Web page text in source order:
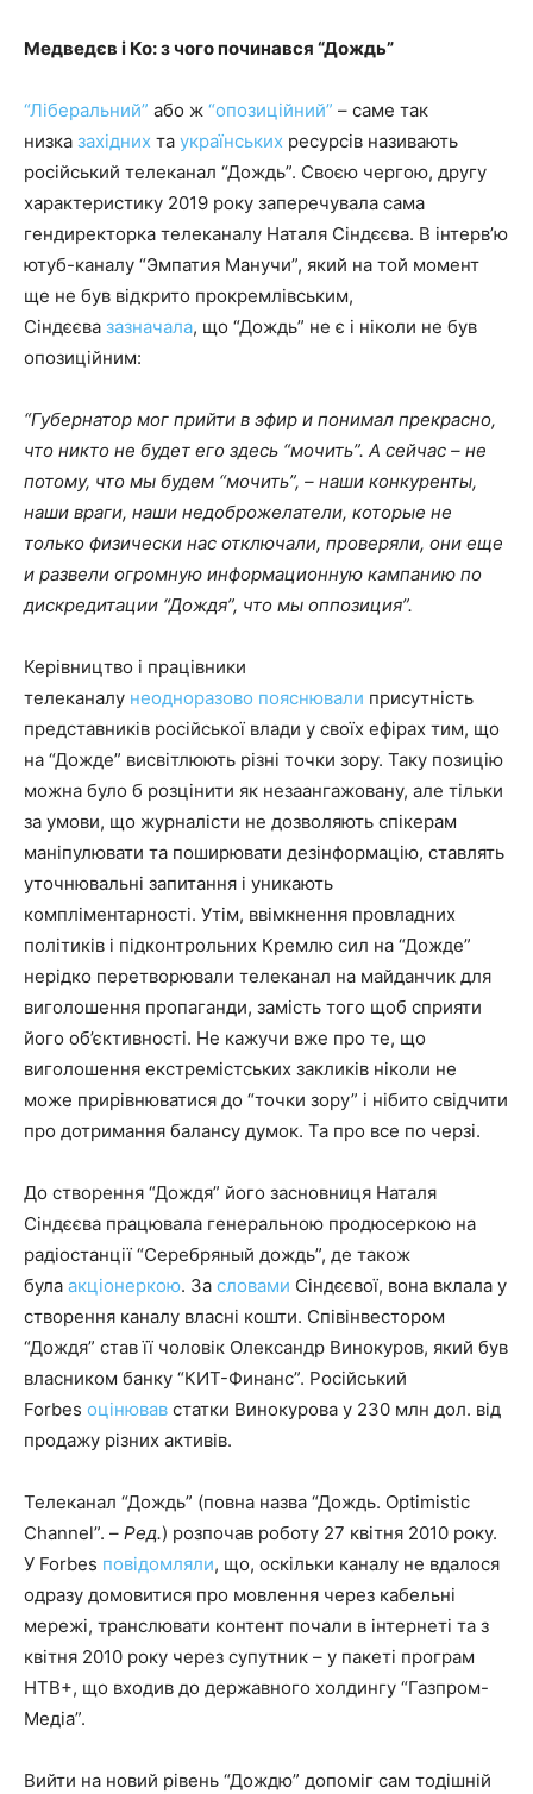
Медведєв і Ко: з чого починався “Дождь”
“Ліберальний” або ж “опозиційний” – саме так
низка західних та українських ресурсів називають
російський телеканал “Дождь”. Своєю чергою, другу
характеристику 2019 року заперечувала сама
гендиректорка телеканалу Наталя Сіндєєва. В інтерв’ю
ютуб-каналу “Эмпатия Манучи”, який на той момент
ще не був відкрито прокремлівським,
Сіндєєва зазначала, що “Дождь” не є і ніколи не був
опозиційним:
“Губернатор мог прийти в эфир и понимал прекрасно,
что никто не будет его здесь “мочить”. А сейчас – не
потому, что мы будем “мочить”, – наши конкуренты,
наши враги, наши недоброжелатели, которые не
только физически нас отключали, проверяли, они еще
и развели огромную информационную кампанию по
дискредитации “Дождя”, что мы оппозиция”.
Керівництво і працівники
телеканалу неодноразово пояснювали присутність
представників російської влади у своїх ефірах тим, що
на “Дожде” висвітлюють різні точки зору. Таку позицію
можна було б розцінити як незаангажовану, але тільки
за умови, що журналісти не дозволяють спікерам
маніпулювати та поширювати дезінформацію, ставлять
уточнювальні запитання і уникають
компліментарності. Утім, ввімкнення провладних
політиків і підконтрольних Кремлю сил на “Дожде”
нерідко перетворювали телеканал на майданчик для
виголошення пропаганди, замість того щоб сприяти
його об’єктивності. Не кажучи вже про те, що
виголошення екстремістських закликів ніколи не
може прирівнюватися до “точки зору” і нібито свідчити
про дотримання балансу думок. Та про все по черзі.
До створення “Дождя” його засновниця Наталя
Сіндєєва працювала генеральною продюсеркою на
радіостанції “Серебряный дождь”, де також
була акціонеркою. За словами Сіндєєвої, вона вклала у
створення каналу власні кошти. Співінвестором
“Дождя” став її чоловік Олександр Винокуров, який був
власником банку “КИТ-Финанс”. Російський
Forbes оцінював статки Винокурова у 230 млн дол. від
продажу різних активів.
Телеканал “Дождь” (повна назва “Дождь. Optimistic
Channel”. – Ред.) розпочав роботу 27 квітня 2010 року.
У Forbes повідомляли, що, оскільки каналу не вдалося
одразу домовитися про мовлення через кабельні
мережі, транслювати контент почали в інтернеті та з
квітня 2010 року через супутник – у пакеті програм
НТВ+, що входив до державного холдингу “Газпром-
Медіа”.
Вийти на новий рівень “Дождю” допоміг сам тодішній